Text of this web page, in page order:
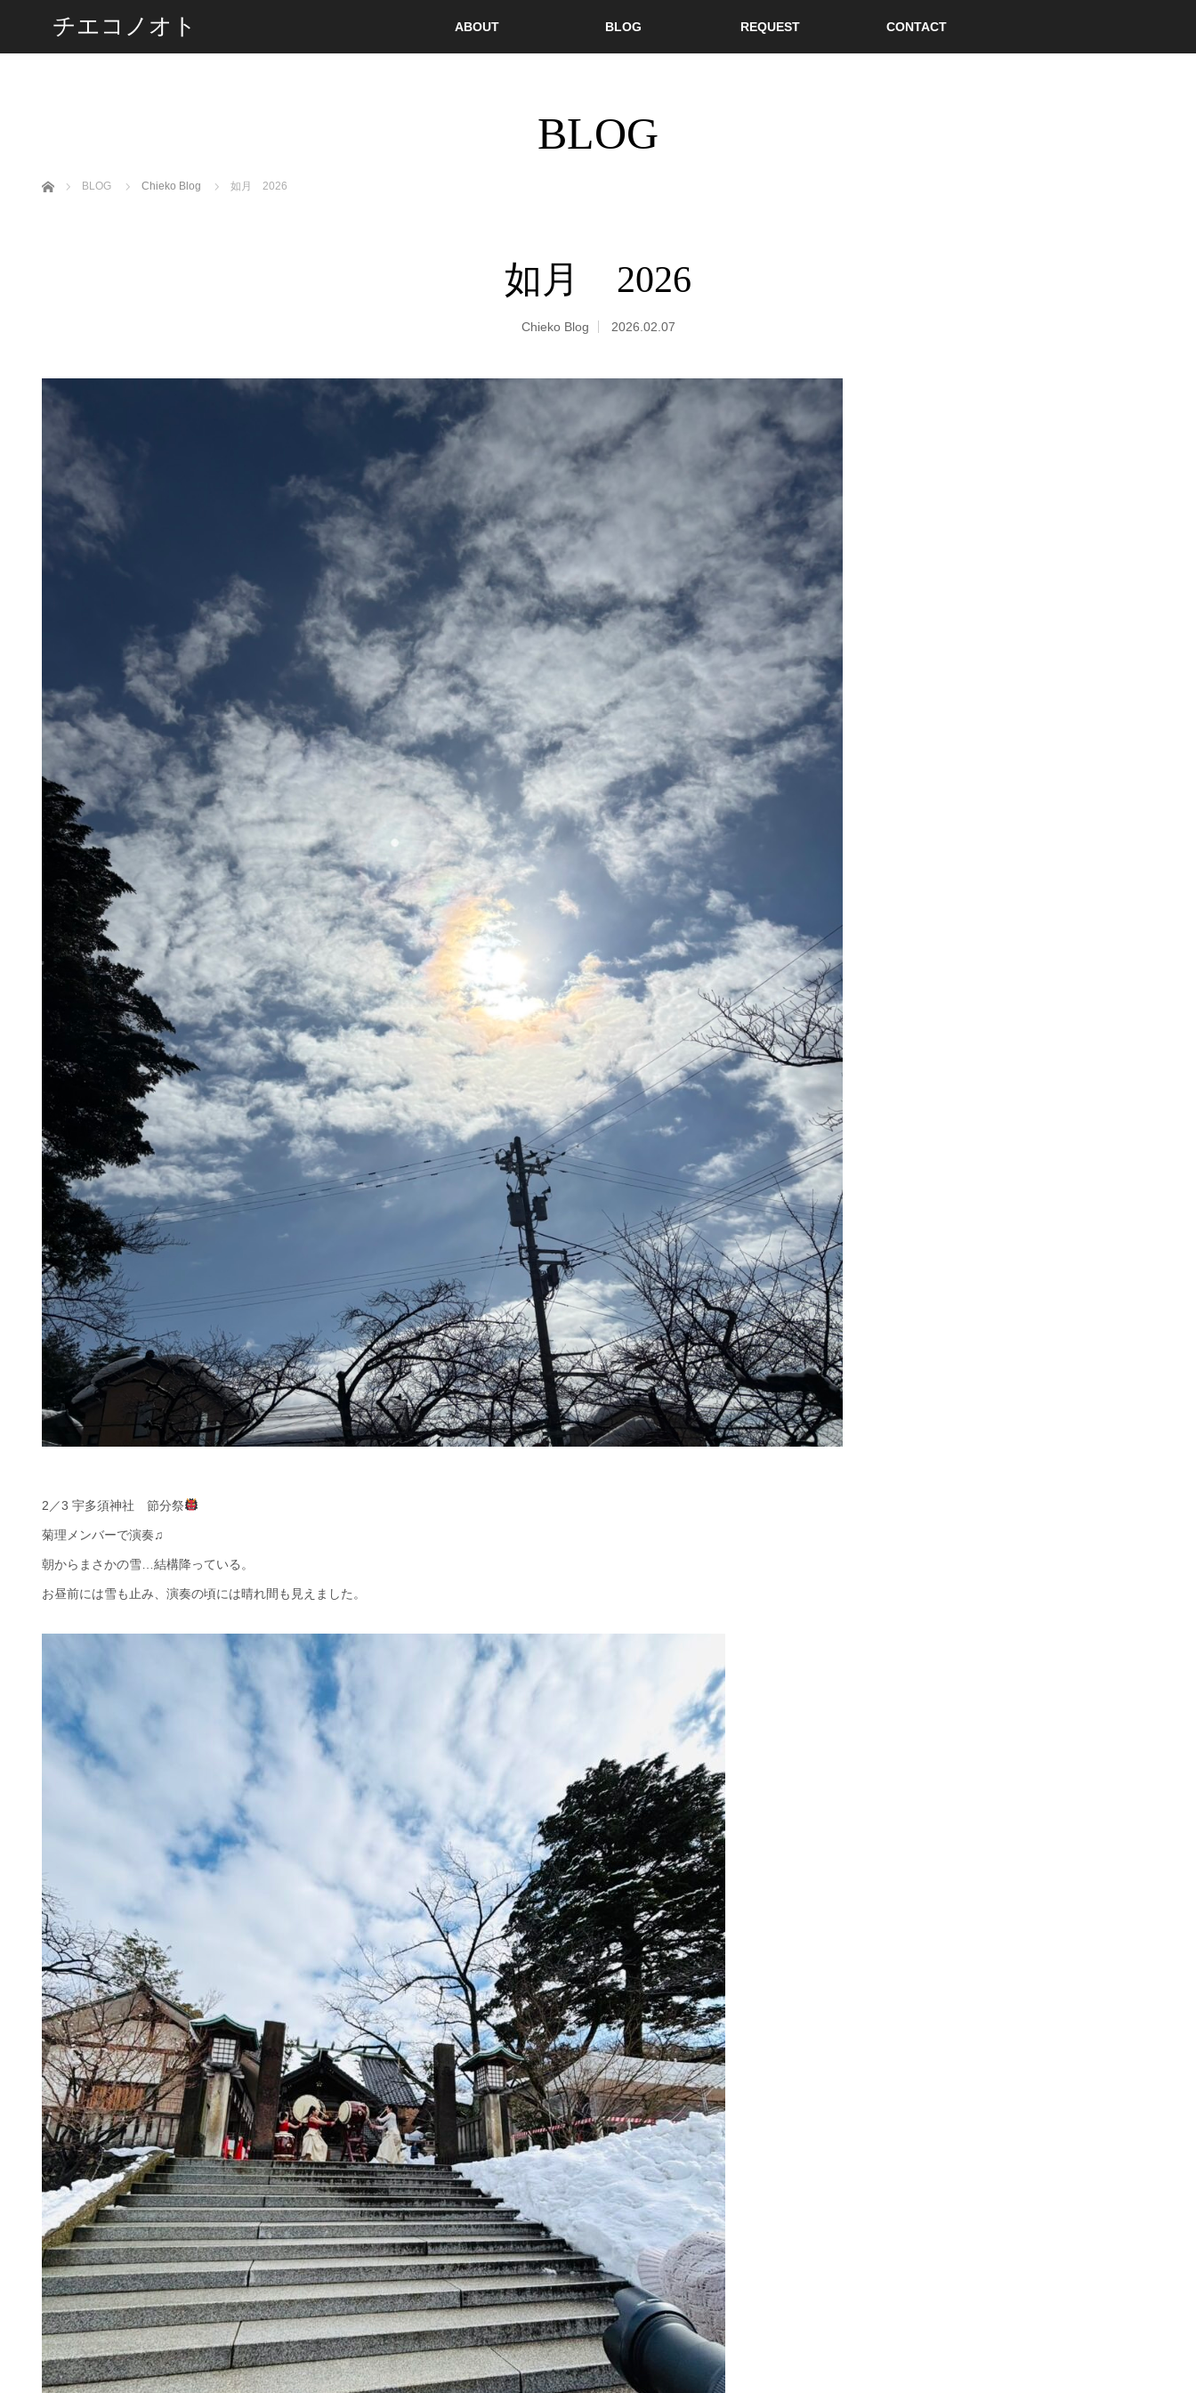
チエコノオト ABOUT BLOG REQUEST CONTACT
BLOG
ホーム BLOG Chieko Blog 如月 2026
如月 2026
Chieko Blog 2026.02.07
2／3 宇多須神社 節分祭
菊理メンバーで演奏♫
朝からまさかの雪…結構降っている。
お昼前には雪も止み、演奏の頃には晴れ間も見えました。